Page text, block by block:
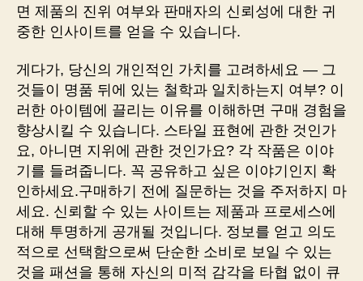
면 제품의 진위 여부와 판매자의 신뢰성에 대한 귀
중한 인사이트를 얻을 수 있습니다.
게다가, 당신의 개인적인 가치를 고려하세요 — 그
것들이 명품 뒤에 있는 철학과 일치하는지 여부? 이
러한 아이템에 끌리는 이유를 이해하면 구매 경험을
향상시킬 수 있습니다. 스타일 표현에 관한 것인가
요, 아니면 지위에 관한 것인가요? 각 작품은 이야
기를 들려줍니다. 꼭 공유하고 싶은 이야기인지 확
인하세요.구매하기 전에 질문하는 것을 주저하지 마
세요. 신뢰할 수 있는 사이트는 제품과 프로세스에
대해 투명하게 공개될 것입니다. 정보를 얻고 의도
적으로 선택함으로써 단순한 소비로 보일 수 있는
것을 패션을 통해 자신의 미적 감각을 타협 없이 큐